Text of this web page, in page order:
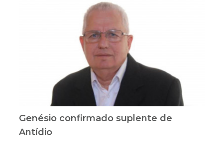
Genésio confirmado suplente de
Antídio